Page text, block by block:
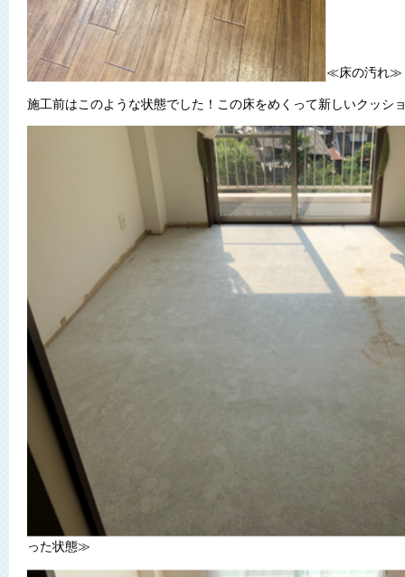
≪床の汚れ≫
施工前はこのような状態でした！この床をめくって新しいクッシ
った状態≫